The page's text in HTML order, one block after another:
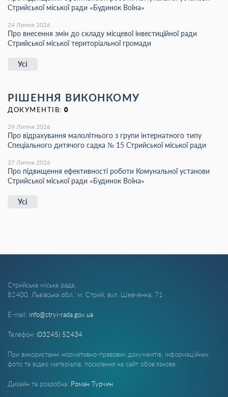
Стрийської міської ради «Будинок Воїна»
24 Липня 2026
Про внесення змін до складу місцевої інвестиційної ради
Стрийської міської територіальної громади
Усі
РІШЕННЯ ВИКОНКОМУ
ДОКУМЕНТІВ: 0
29 Липня 2026
Про відрахування малолітнього з групи інтернатного типу
Спеціального дитячого садка № 15 Стрийської міської ради
27 Липня 2026
Про підвищення ефективності роботи Комунальної установи
Стрийської міської ради «Будинок Воїна»
Усі
Стрийська міська рада,
82400, Львівська обл., м. Стрий, вул. Шевченка, 71
E-mail: info@stryi-rada.gov.ua
Телефон: (03245) 52434
При використанні нормативно-правових документів, інформаційних
фото та відео матеріалів, посилання на сайт обов'язкове.
Дизайн та розробка: Роман Турчин